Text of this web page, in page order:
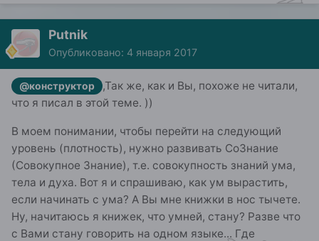
Putnik
Опубликовано: 4 января 2017
@конструктор
,Так же, как и Вы, похоже не читали,
что я писал в этой теме. ))
В моем понимании, чтобы перейти на следующий
уровень (плотность), нужно развивать СоЗнание
(Совокупное Знание), т.е. совокупность знаний ума,
тела и духа. Вот я и спрашиваю, как ум вырастить,
если начинать с ума? А Вы мне книжки в нос тычете.
Ну, начитаюсь я книжек, что умней, стану? Разве что
с Вами стану говорить на одном языке... Где